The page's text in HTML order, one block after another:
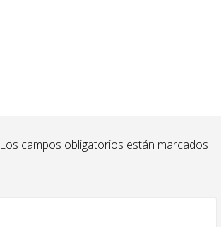
Los campos obligatorios están marcados